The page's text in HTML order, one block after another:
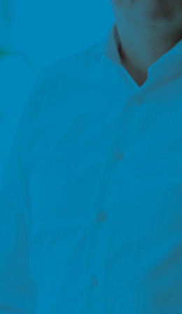
Positionierung als
Lerne, wie Du Dich als KI-
Automatisierungsberater
KI-
Verstehe,
Und wie Du
für Dein IT-
Weniger
Systeme Dir